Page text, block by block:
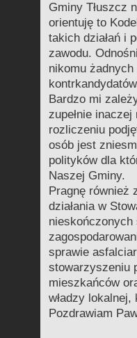
Gminy Tłuszcz
orientuję to
takich działań i
zawodu.
nikomu
Bardzo mi
zupełnie
rozliczeniu
osób jest
polityków dla
Naszej Gminy.
Pragnę również
działania w
nieskończonych
sprawie
stowarzyszeniu
mieszkańców
władzy
Pozdrawiam